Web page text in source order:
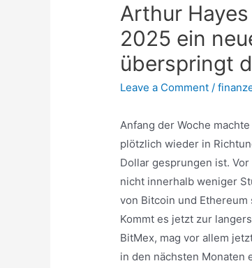
Arthur
2025 ein
überspringt
Leave a Comment /
Anfang der Woche
plötzlich wieder in
Dollar gesprungen ist.
nicht innerhalb weniger
von Bitcoin und Ethereum
Kommt es jetzt zur
BitMex, mag vor allem
in den nächsten Monaten